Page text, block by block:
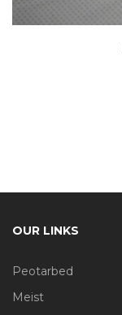
OUR LINKS
Peotarbed
Meist